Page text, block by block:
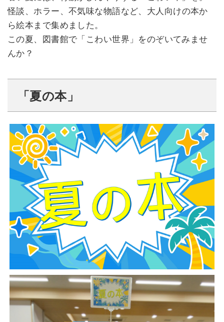
怪談、ホラー、不気味な物語など、 大人向けの本か
ら絵本まで集めました。
この夏、図書館で「こわい世界」をのぞいてみませ
んか？
「夏の本」